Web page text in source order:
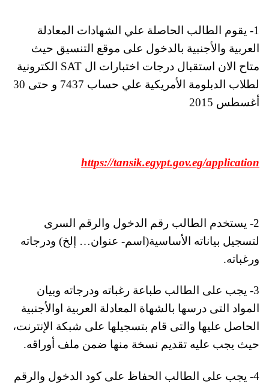
1- يقوم الطالب الحاصلة علي الشهادات المعادلة
العربية والأجنبية بالدخول على موقع التنسيق حيث
متاح الان استقبال درجات اختبارات ال SAT الكترونية
لطلاب الدبلومة الأمريكية علي حساب 7437 و حتى 30
أغسطس 2015
https://tansik.egypt.gov.eg/application
2- يستخدم الطالب رقم الدخول والرقم السرى
لتسجيل بياناته الأساسية(اسم- عنوان… إلخ) ودرجاته
ورغباته.
3- يجب على الطالب طباعة رغباته ودرجاته وبيان
المواد التى درسها بالشهاة المعادلة العربية اوالأجنبية
الحاصل عليها والتى قام بتسجيلها على شبكة الإنترنت،
حيث يجب عليه تقديم نسخة منها ضمن ملف أوراقه.
4- يجب على الطالب الحفاظ على كود الدخول والرقم